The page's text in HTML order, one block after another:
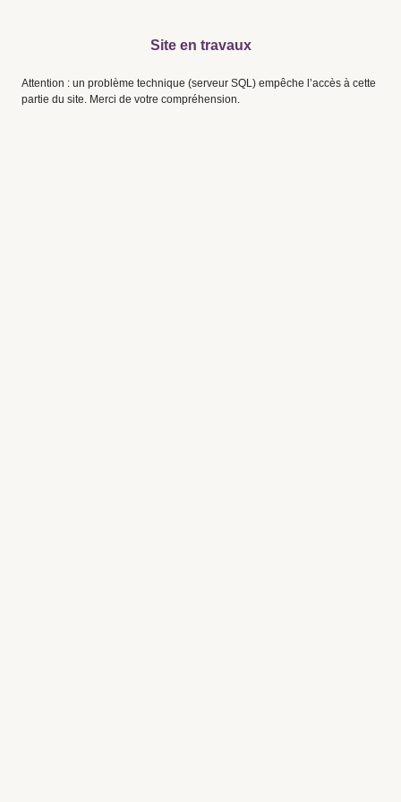
Site en travaux
Attention : un problème technique (serveur SQL) empêche l’accès à cette
partie du site. Merci de votre compréhension.